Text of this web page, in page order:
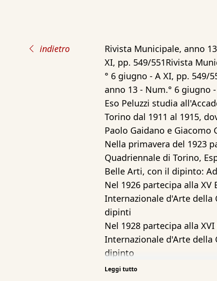
indietro
Rivista Municipale, anno
XI, pp. 549/551Rivista
° 6 giugno - A XI, pp. 549/
anno 13 - Num.° 6 giugno
Eso Peluzzi studia
Torino dal 1911 al 1915,
Paolo Gaidano e Giacomo
Nella primavera del 1923
Quadriennale di Torino,
Belle Arti, con il dipinto:
Nel 1926 partecipa alla XV
Internazionale d'Arte della
dipinti
Nel 1928 partecipa alla
Internazionale d'Arte della
dipinto
Partecipa del 15 dicembre
Leggi tutto